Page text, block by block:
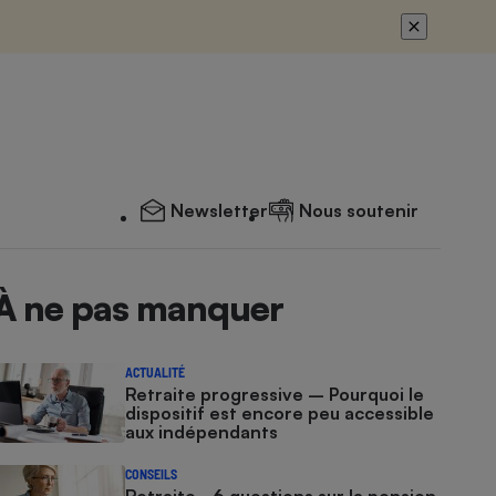
Newsletter Nous soutenir
ne pas manquer
ACTUALITÉ
Retraite progressive – Pourquoi le
dispositif est encore peu accessible
aux indépendants
CONSEILS